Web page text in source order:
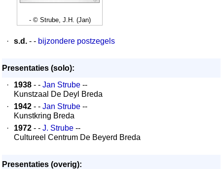
- © Strube, J.H. (Jan)
· s.d. - - bijzondere postzegels
Presentaties (solo):
·
1938 - - Jan Strube --
Kunstzaal De Deyl Breda
·
1942 - - Jan Strube --
Kunstkring Breda
·
1972 - - J. Strube --
Cultureel Centrum De Beyerd Breda
Presentaties (overig):